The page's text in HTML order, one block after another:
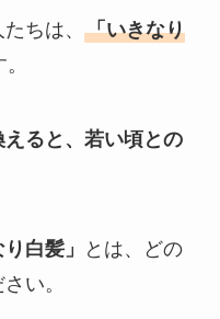
ちは、 「いきなり
えると、若い頃との
白髪」
とは、どの
い。